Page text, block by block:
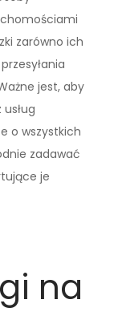
zarówno ich
jest, aby
o wszystkich
zadawać
je
na